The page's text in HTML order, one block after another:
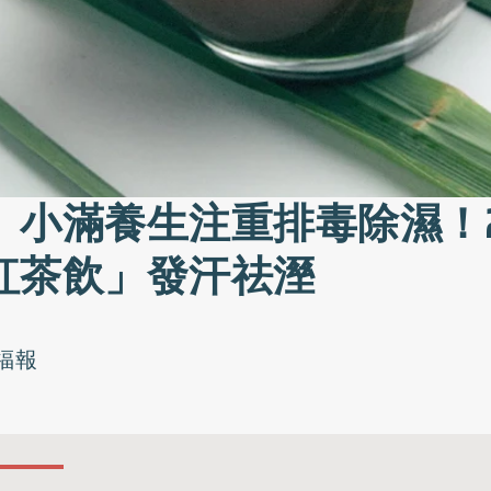
小滿養生注重排毒除濕
茶飲」發汗祛溼
報